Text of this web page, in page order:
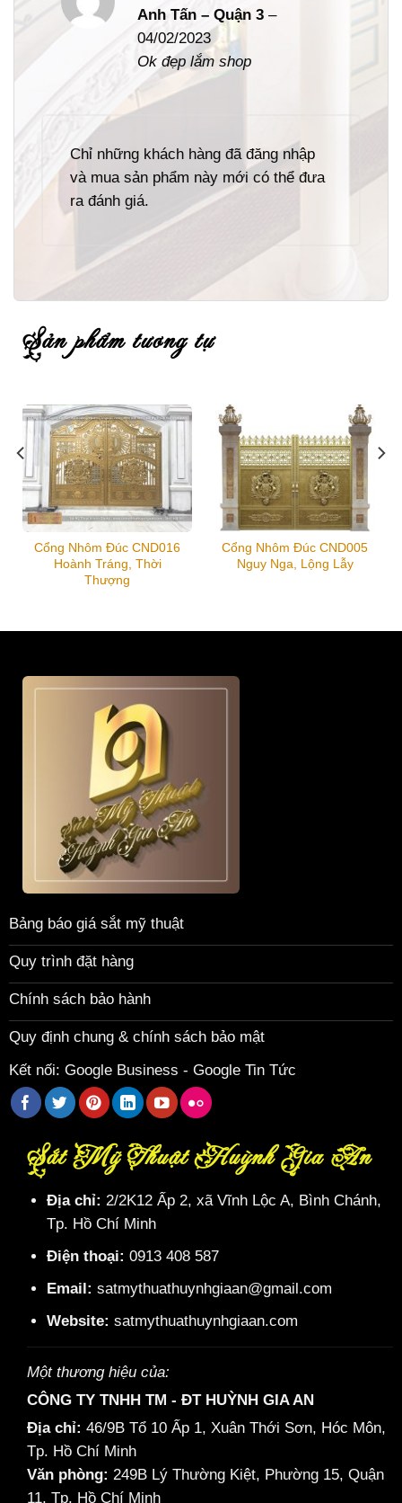
Được xếp
sao
Anh Tấn – Quận 3–
04/02/2023
Ok đẹp lắm shop
Chỉ những khách hàng đã đăng nhập
và mua sản phẩm này mới có thể đưa
ra đánh giá.
sản phẩm tương tự
Cổng Nhôm Đúc CND016
Hoành Tráng, Thời
Thượng
Cổng Nhôm Đúc CND005
Nguy Nga, Lộng Lẫy
Bảng báo giá sắt mỹ thuật
Quy trình đặt hàng
Chính sách bảo hành
Quy định chung & chính sách bảo mật
Kết nối: Google Business - Google Tin Tức
Sắt Mỹ Thuật Huỳnh Gia An
Địa chỉ: 2/2K12 Ấp 2, xã Vĩnh Lộc A, Bình Chánh,
Tp. Hồ Chí Minh
Điện thoại: 0913 408 587
Email: satmythuathuynhgiaan@gmail.com
Website: satmythuathuynhgiaan.com
Một thương hiệu của:
CÔNG TY TNHH TM - ĐT HUỲNH GIA AN
Địa chỉ: 46/9B Tổ 10 Ấp 1, Xuân Thới Sơn, Hóc Môn,
Tp. Hồ Chí Minh
Văn phòng: 249B Lý Thường Kiệt, Phường 15, Quận
11, Tp. Hồ Chí Minh